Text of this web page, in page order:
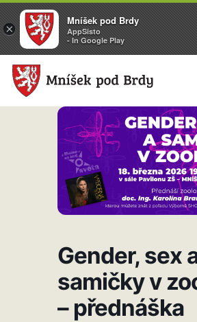
Gender, sex
samičky v
– přednáška
×
Mníšek pod Brdy
AppSisto
- In Google Play